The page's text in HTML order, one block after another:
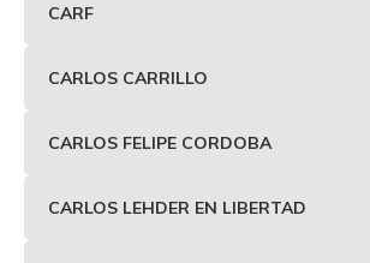
CARF
CARLOS CARRILLO
CARLOS FELIPE CORDOBA
CARLOS LEHDER EN LIBERTAD